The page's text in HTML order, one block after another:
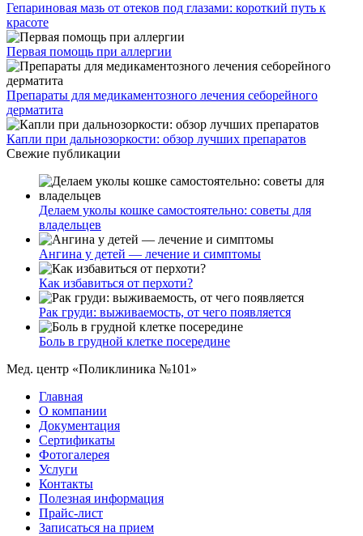
Гепариновая мазь от отеков под глазами: короткий путь к
красоте
Первая помощь при аллергии
Препараты для медикаментозного лечения себорейного
дерматита
Капли при дальнозоркости: обзор лучших препаратов
Свежие публикации
Делаем уколы кошке самостоятельно: советы для
владельцев
Ангина у детей — лечение и симптомы
Как избавиться от перхоти?
Рак груди: выживаемость, от чего появляется
Боль в грудной клетке посередине
Мед. центр «Поликлиника №101»
Главная
О компании
Документация
Сертификаты
Фотогалерея
Услуги
Контакты
Полезная информация
Прайс-лист
Записаться на прием